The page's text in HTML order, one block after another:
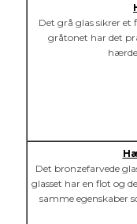
Det grå glas sikrer
gråtonet har det
Det bronzefarvede
glasset har en flot og
samme egenskaber